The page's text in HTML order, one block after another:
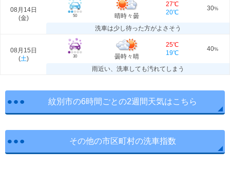
08月14日
(金) 50 晴時々曇
27℃
20℃
30%
洗車は少し待った方がよさそう
08月15日
(土) 30 曇時々晴
25℃
19℃
40%
雨近い、洗車しても汚れてしまう
紋別市の6時間ごとの2週間天気はこちら
その他の市区町村の洗車指数